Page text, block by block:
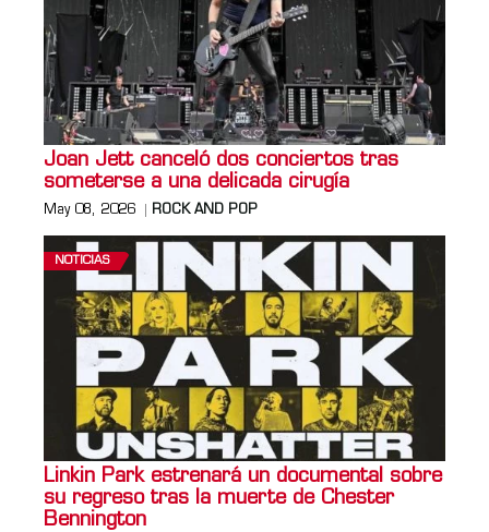
Joan Jett canceló dos conciertos tras
someterse a una delicada cirugía
May 08, 2026 ROCK AND POP
NOTICIAS
Linkin Park estrenará un documental sobre
su regreso tras la muerte de Chester
Bennington